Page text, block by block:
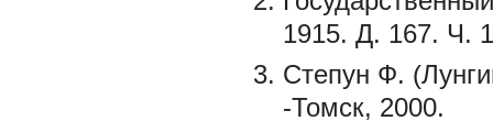
1915. Д. 167. Ч.
Степун Ф.
-Томск, 2000.